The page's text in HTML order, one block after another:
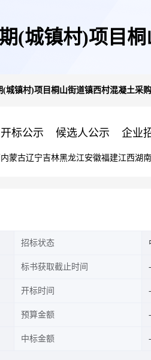
(城镇村)项目
城镇村)项目桐山街道镇西村混凝土采
开标公示 候选人公示 企业
内蒙古辽宁吉林黑龙江安徽福建江西湖南
招标状态
标书获取截止时间
开标时间
预算金额
中标金额